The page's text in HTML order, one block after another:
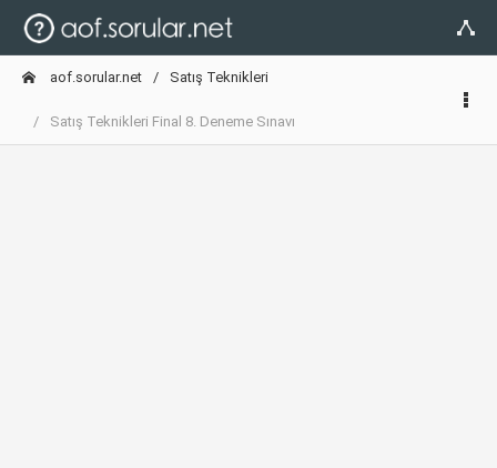
aof.sorular.net Satış Teknikleri
Satış Teknikleri Final 8. Deneme Sınavı